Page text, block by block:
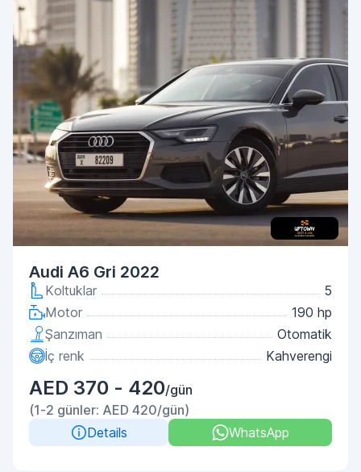
Audi A6 Gri 2022
Koltuklar
5
Motor
190 hp
Şanzıman
Otomatik
İç renk
Kahverengi
AED 370 - 420/gün
(1-2 günler: AED 420/gün)
Details
WhatsApp